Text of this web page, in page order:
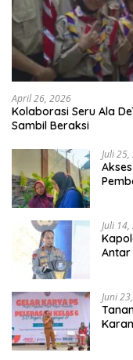
April 26, 2026
Kolaborasi Seru Ala
Sambil Beraksi
Juli
Juli
Antar
Juni